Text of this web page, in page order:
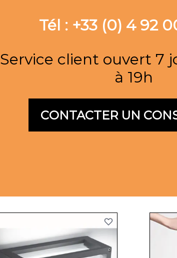
Tél : +33 (0) 4 92
Service client ouvert 7
à 19h
CONTACTER UN